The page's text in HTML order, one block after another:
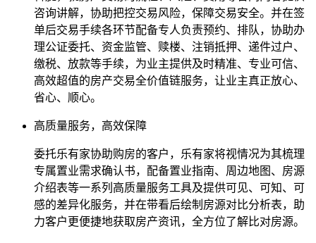
咨询讲解，协助把控交易风险，保障交易安全。并在签
单后交易手续各环节配备专人负责预约、排队，协助办
理公证委托、资金监管、赎楼、注销抵押、递件过户、
缴税、放款等手续，为业主提供及时精准、专业可信、
高效超值的房产交易全价值链服务，让业主真正放心、
省心、顺心。
高质量服务，高效保障
委托乐有家协助购房的客户，乐有家将视情况为其梳理
专属置业需求确认书，配备置业指南、周边地图、房源
介绍表等一系列高质量服务工具及提供可见、可知、可
感的差异化服务，并在带看后绘制房源对比分析表，助
力客户更便捷地获取房产资讯，全方位了解比对房源。